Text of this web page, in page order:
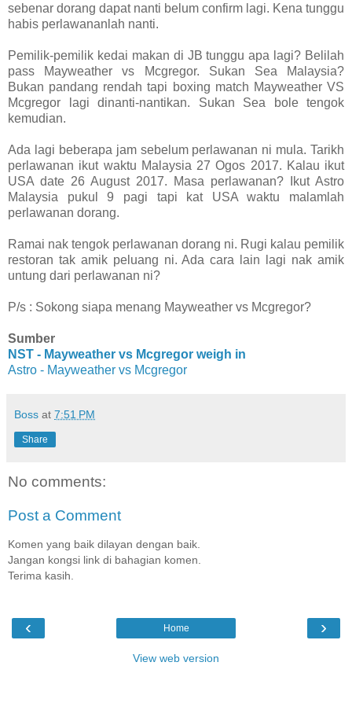
sebenar dorang dapat nanti belum confirm lagi. Kena tunggu
habis perlawananlah nanti.
Pemilik-pemilik kedai makan di JB tunggu apa lagi? Belilah
pass Mayweather vs Mcgregor. Sukan Sea Malaysia?
Bukan pandang rendah tapi boxing match Mayweather VS
Mcgregor lagi dinanti-nantikan. Sukan Sea bole tengok
kemudian.
Ada lagi beberapa jam sebelum perlawanan ni mula. Tarikh
perlawanan ikut waktu Malaysia 27 Ogos 2017. Kalau ikut
USA date 26 August 2017. Masa perlawanan? Ikut Astro
Malaysia pukul 9 pagi tapi kat USA waktu malamlah
perlawanan dorang.
Ramai nak tengok perlawanan dorang ni. Rugi kalau pemilik
restoran tak amik peluang ni. Ada cara lain lagi nak amik
untung dari perlawanan ni?
P/s : Sokong siapa menang Mayweather vs Mcgregor?
Sumber
NST - Mayweather vs Mcgregor weigh in
Astro - Mayweather vs Mcgregor
Boss at 7:51 PM
Share
No comments:
Post a Comment
Komen yang baik dilayan dengan baik.
Jangan kongsi link di bahagian komen.
Terima kasih.
‹ ›
Home
View web version